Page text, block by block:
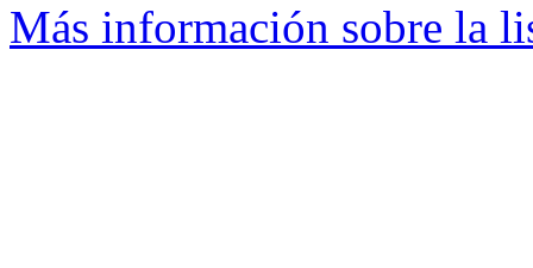
Más información sobre la